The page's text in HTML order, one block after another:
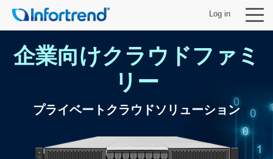
Log in
企業向けクラウドファミ
リー
プライベートクラウドソリューション